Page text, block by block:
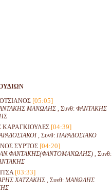
[05:05]
ΜΑΝΩΛΗΣ, Συνθ: ΦΑΝΤΑΚΗΣ
[04:39]
, Συνθ: ΠΑΡΑΔΟΣΙΑΚΟ
ΣΥΡΤΟΣ [04:20]
, Συνθ:
[03:33]
ΧΑΤΖΑΚΗΣ, Συνθ: ΜΑΝΩΛΗΣ